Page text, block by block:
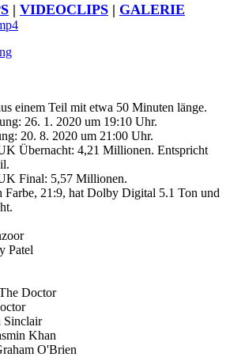
| VIDEOCLIPS | GALERIE
einem Teil mit etwa 50 Minuten länge.
26. 1. 2020 um 19:10 Uhr.
20. 8. 2020 um 21:00 Uhr.
Übernacht: 4,21 Millionen. Entspricht
Final: 5,57 Millionen.
Farbe, 21:9, hat Dolby Digital 5.1 Ton und
Patel
Doctor
Sinclair
Khan
O'Brien